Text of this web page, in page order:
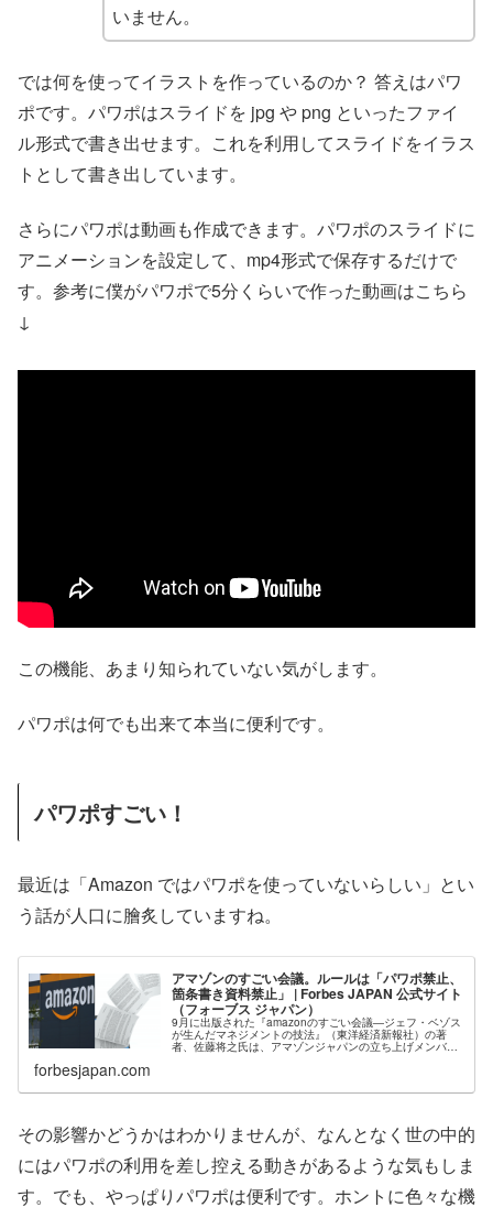
いません。
では何を使ってイラストを作っているのか？ 答えはパワ
ポです。パワポはスライドを jpg や png といったファイ
ル形式で書き出せます。これを利用してスライドをイラス
トとして書き出しています。
さらにパワポは動画も作成できます。パワポのスライドに
アニメーションを設定して、mp4形式で保存するだけで
す。参考に僕がパワポで5分くらいで作った動画はこちら
↓
この機能、あまり知られていない気がします。
パワポは何でも出来て本当に便利です。
パワポすごい！
最近は「Amazon ではパワポを使っていないらしい」とい
う話が人口に膾炙していますね。
アマゾンのすごい会議。ルールは「パワポ禁止、
箇条書き資料禁止」 | Forbes JAPAN 公式サイト
（フォーブス ジャパン）
9月に出版された『amazonのすごい会議―ジェフ・ベゾス
が生んだマネジメントの技法』（東洋経済新報社）の著
者、佐藤将之氏は、アマゾンジャパンの立ち上げメンバー
forbesjapan.com
その影響かどうかはわかりませんが、なんとなく世の中的
にはパワポの利用を差し控える動きがあるような気もしま
す。でも、やっぱりパワポは便利です。ホントに色々な機